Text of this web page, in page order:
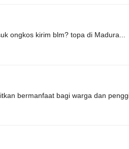
ongkos kirim blm? topa di Madura...
bermanfaat bagi warga dan